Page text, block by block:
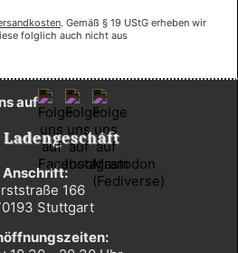
. Gemäß § 19 UStG erheben wir
folglich auch nicht aus
Anschrift:
166
Stuttgart
auf